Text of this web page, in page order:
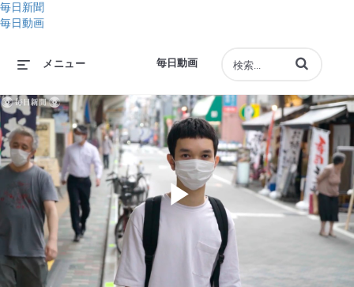
毎日新聞
毎日動画
毎日動画
メニュー 動画の検索語句
Play